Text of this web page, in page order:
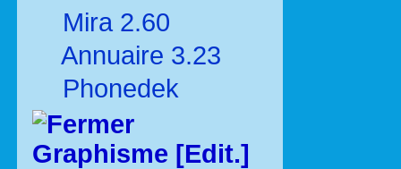
Mira 2.60
Annuaire 3.23
Phonedek
Graphisme [Edit.]